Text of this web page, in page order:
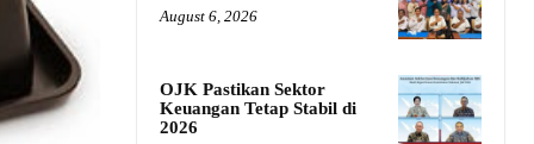
August 6, 2026
OJK Pastikan Sektor
Keuangan Tetap Stabil di
2026